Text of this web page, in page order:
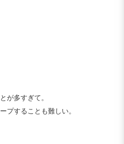
が多すぎて。
プすることも難しい。